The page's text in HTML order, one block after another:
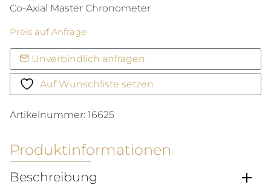
Co-Axial Master Chronometer
Preis auf Anfrage
Unverbindlich anfragen
Auf Wunschliste setzen
Artikelnummer: 16625
Produktinformationen
Beschreibung